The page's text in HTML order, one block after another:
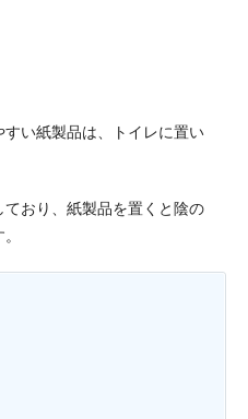
い紙製品は、トイレに置い
ており、紙製品を置くと陰の